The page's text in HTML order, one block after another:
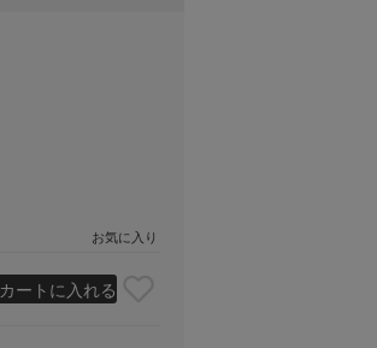
お気に入り
カートに入れる